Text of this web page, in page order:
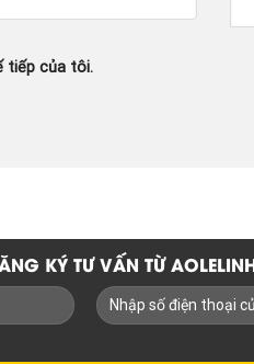
tiếp của tôi.
KÝ TƯ VẤN TỪ